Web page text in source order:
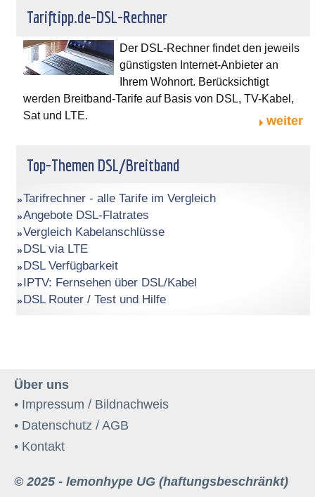
Tariftipp.de-DSL-Rechner
Der DSL-Rechner findet den jeweils
günstigsten Internet-Anbieter an
Ihrem Wohnort. Berücksichtigt
werden Breitband-Tarife auf Basis von DSL, TV-Kabel,
Sat und LTE.
weiter
Top-Themen DSL/Breitband
Tarifrechner - alle Tarife im Vergleich
Angebote DSL-Flatrates
Vergleich Kabelanschlüsse
DSL via LTE
DSL Verfügbarkeit
IPTV: Fernsehen über DSL/Kabel
DSL Router / Test und Hilfe
Über uns
• Impressum / Bildnachweis
• Datenschutz / AGB
• Kontakt
© 2025 - lemonhype UG (haftungsbeschränkt)